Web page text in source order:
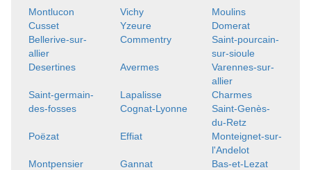
Montlucon Vichy
Moulins
Cusset
Yzeure
Domerat
Bellerive-sur-
allier
Commentry
Saint-pourcain-
sur-sioule
Desertines
Avermes
Varennes-sur-
allier
Saint-germain-
des-fosses
Lapalisse
Charmes
Cognat-Lyonne
Saint-Genès-
du-Retz
Poëzat
Effiat
Monteignet-sur-
l'Andelot
Montpensier
Gannat
Bas-et-Lezat